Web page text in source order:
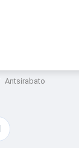
Antsirabato